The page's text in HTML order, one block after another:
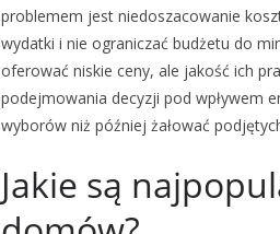
problemem jest niedoszacowanie
wydatki i nie ograniczać budżetu do
oferować niskie ceny, ale jakość ich
podejmowania decyzji pod wpływem
wyborów niż później żałować
Jakie są